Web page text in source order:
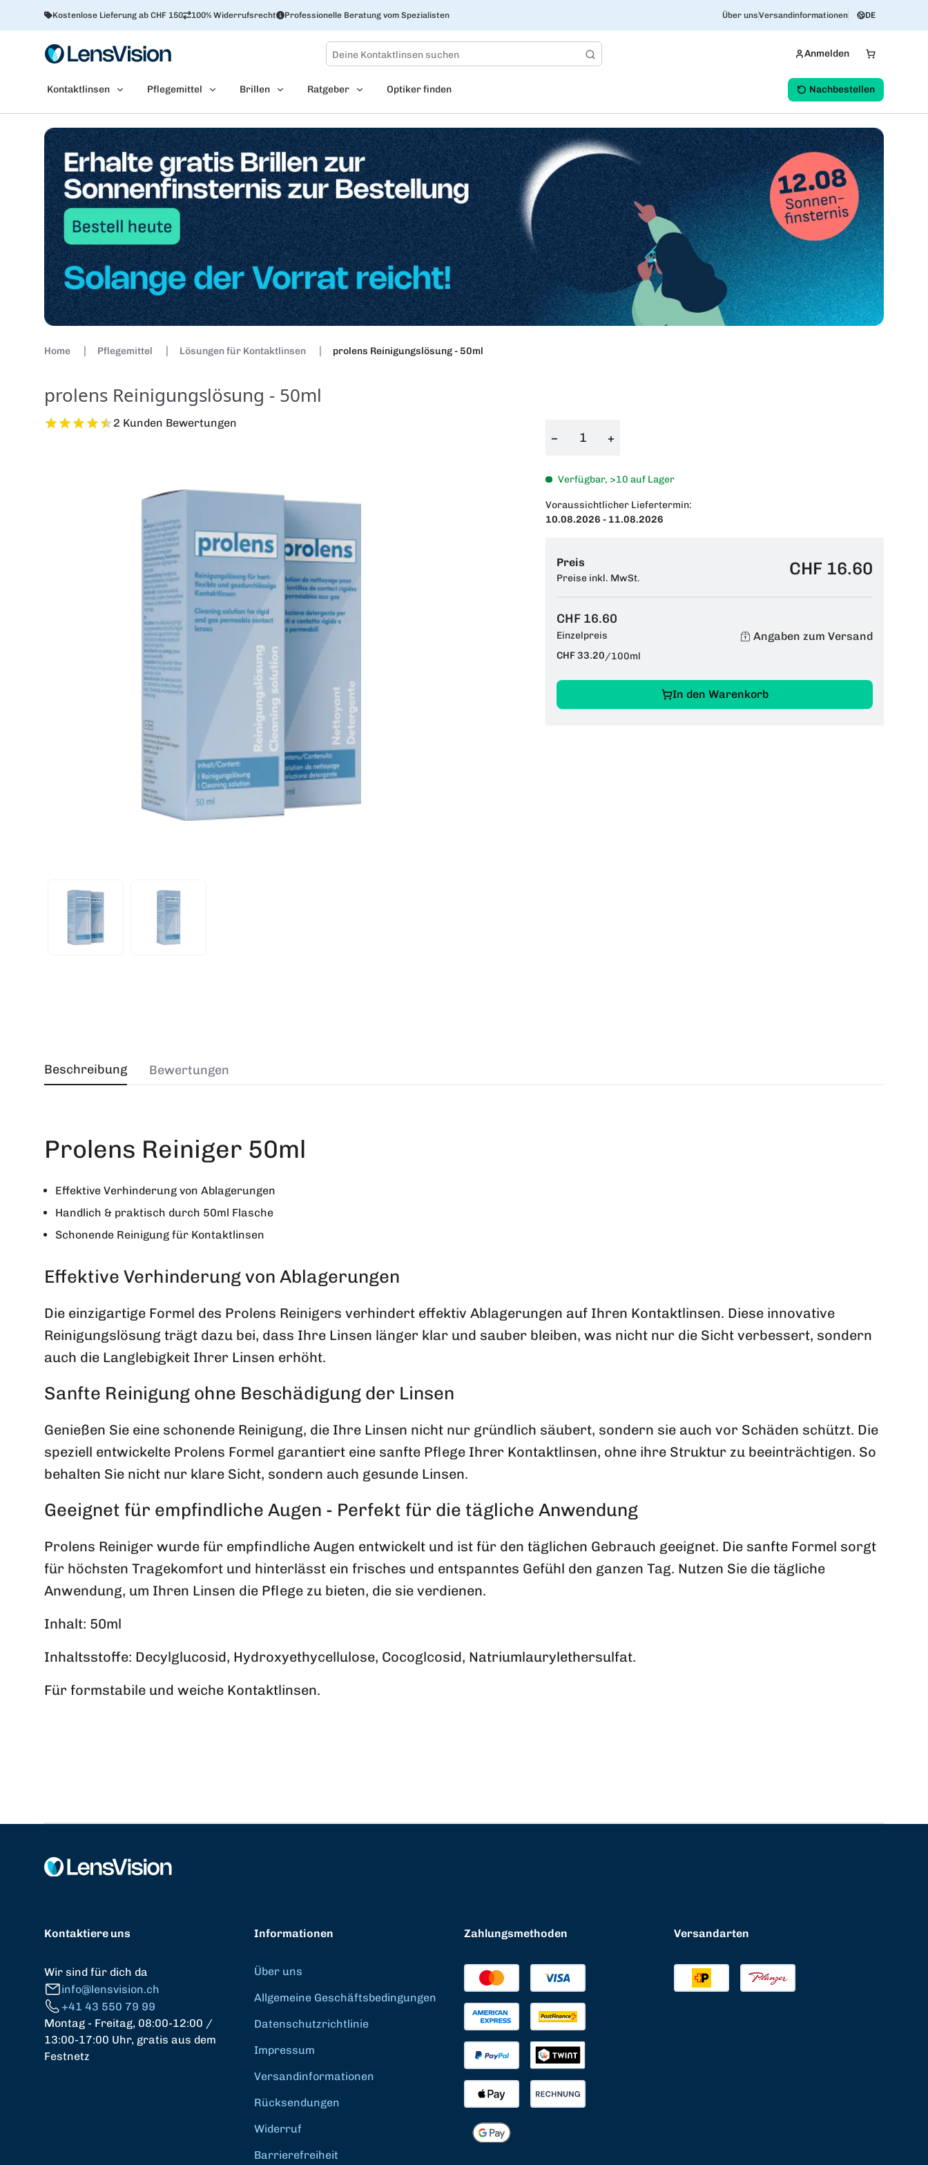
Kostenlose Lieferung ab CHF 150 100% Widerrufsrecht Professionelle Beratung vom Spezialisten Über unsVersandinformationen DE
Anmelden
Kontaktlinsen Pflegemittel Brillen Ratgeber Optiker finden Nachbestellen
Home Pflegemittel Lösungen für Kontaktlinsen prolens Reinigungslösung - 50ml
prolens Reinigungslösung - 50ml
2 Kunden Bewertungen
−
+
Verfügbar, >10 auf Lager
Voraussichtlicher Liefertermin:
10.08.2026 - 11.08.2026
Preis
Preise inkl. MwSt. CHF 16.60
CHF 16.60
Einzelpreis
CHF 33.20/100ml
Angaben zum Versand
In den Warenkorb
Beschreibung
Prolens Reiniger 50ml
Effektive Verhinderung von Ablagerungen
Handlich & praktisch durch 50ml Flasche
Schonende Reinigung für Kontaktlinsen
Effektive Verhinderung von Ablagerungen
Die einzigartige Formel des Prolens Reinigers verhindert effektiv Ablagerungen auf Ihren Kontaktlinsen. Diese innovative
Reinigungslösung trägt dazu bei, dass Ihre Linsen länger klar und sauber bleiben, was nicht nur die Sicht verbessert, sondern
auch die Langlebigkeit Ihrer Linsen erhöht.
Sanfte Reinigung ohne Beschädigung der Linsen
Genießen Sie eine schonende Reinigung, die Ihre Linsen nicht nur gründlich säubert, sondern sie auch vor Schäden schützt. Die
speziell entwickelte Prolens Formel garantiert eine sanfte Pflege Ihrer Kontaktlinsen, ohne ihre Struktur zu beeinträchtigen. So
behalten Sie nicht nur klare Sicht, sondern auch gesunde Linsen.
Geeignet für empfindliche Augen - Perfekt für die tägliche Anwendung
Prolens Reiniger wurde für empfindliche Augen entwickelt und ist für den täglichen Gebrauch geeignet. Die sanfte Formel sorgt
für höchsten Tragekomfort und hinterlässt ein frisches und entspanntes Gefühl den ganzen Tag. Nutzen Sie die tägliche
Anwendung, um Ihren Linsen die Pflege zu bieten, die sie verdienen.
Inhalt: 50ml
Inhaltsstoffe: Decylglucosid, Hydroxyethycellulose, Cocoglcosid, Natriumlaurylethersulfat.
Für formstabile und weiche Kontaktlinsen.
Bewertungen
Kontaktiere uns
Wir sind für dich da
info@lensvision.ch
+41 43 550 79 99
Montag - Freitag, 08:00-12:00 /
13:00-17:00 Uhr, gratis aus dem
Festnetz
Informationen
Über uns
Allgemeine Geschäftsbedingungen
Datenschutzrichtlinie
Impressum
Versandinformationen
Rücksendungen
Widerruf
Barrierefreiheit
Zahlungsmethoden Versandarten